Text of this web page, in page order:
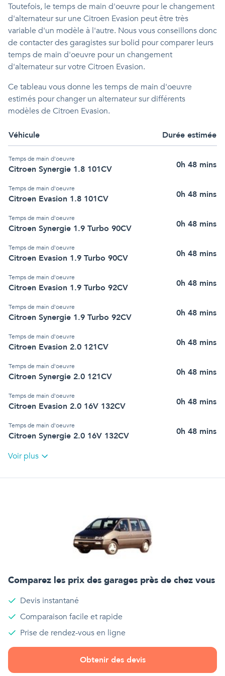
Toutefois, le temps de main d'oeuvre pour le changement
d'alternateur sur une Citroen Evasion peut être très
variable d'un modèle à l'autre. Nous vous conseillons donc
de contacter des garagistes sur bolid pour comparer leurs
temps de main d'oeuvre pour un changement
d'alternateur sur votre Citroen Evasion.
Ce tableau vous donne les temps de main d'oeuvre
estimés pour changer un alternateur sur différents
modèles de Citroen Evasion.
Véhicule Durée estimée
Temps de main d'oeuvre
Citroen Synergie 1.8 101CV 0h 48 mins
Temps de main d'oeuvre
Citroen Evasion 1.8 101CV 0h 48 mins
Temps de main d'oeuvre
Citroen Synergie 1.9 Turbo 90CV 0h 48 mins
Temps de main d'oeuvre
Citroen Evasion 1.9 Turbo 90CV 0h 48 mins
Temps de main d'oeuvre
Citroen Evasion 1.9 Turbo 92CV 0h 48 mins
Temps de main d'oeuvre
Citroen Synergie 1.9 Turbo 92CV 0h 48 mins
Temps de main d'oeuvre
Citroen Evasion 2.0 121CV 0h 48 mins
Temps de main d'oeuvre
Citroen Synergie 2.0 121CV 0h 48 mins
Temps de main d'oeuvre
Citroen Evasion 2.0 16V 132CV 0h 48 mins
Temps de main d'oeuvre
Citroen Synergie 2.0 16V 132CV 0h 48 mins
Voir plus
Comparez les prix des garages près de chez vous
Devis instantané
Comparaison facile et rapide
Prise de rendez-vous en ligne
Obtenir des devis